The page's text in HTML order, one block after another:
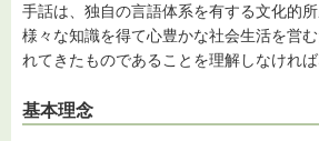
手話は、独自の言語体系を有する文化的
様々な知識を得て心豊かな社会生活を営
れてきたものであることを理解しなければ
基本理念